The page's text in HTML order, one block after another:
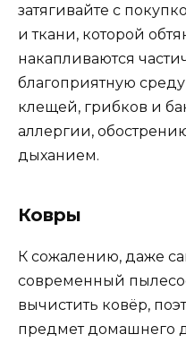
затягивайте с
и ткани, которой
накапливаются
благоприятную
клещей, грибков и
аллергии,
дыханием.
Ковры
К сожалению, даже
современный
вычистить ковёр,
предмет домашнего